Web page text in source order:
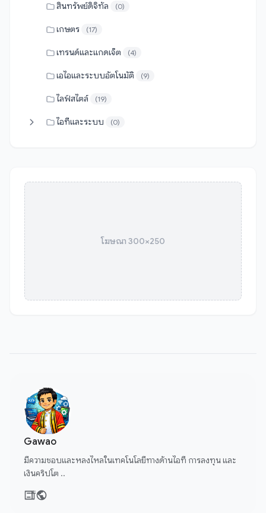
สินทรัพย์ดิจิทัล (0)
เกษตร (17)
เทรนด์และแกดเจ็ต (4)
เอไอและระบบอัตโนมัติ (9)
ไลฟ์สไตล์ (19)
ไอทีและระบบ (0)
โฆษณา 300×250
Gawao
มีความชอบและหลงไหลในเทคโนโลยีทางด้านไอที การลงทุน และ
เงินคริปโต ..